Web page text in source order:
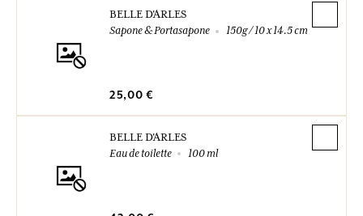
BELLE D'ARLES
Sapone & Portasapone
150g / 10 x 14.5 cm
25,00 €
BELLE D'ARLES
Eau de toilette
100 ml